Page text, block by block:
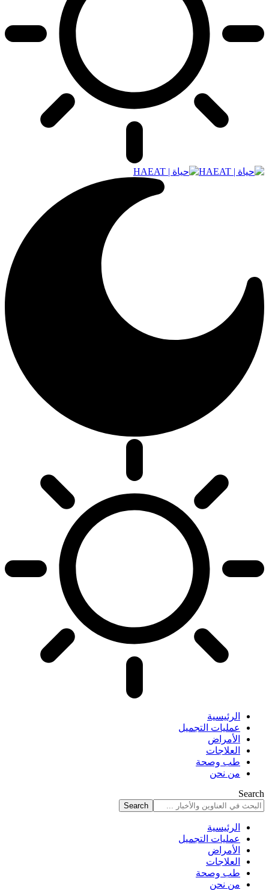
الرئيسية
عمليات التجميل
الأمراض
العلاجات
طب وصحة
من نحن
Search
الرئيسية
عمليات التجميل
الأمراض
العلاجات
طب وصحة
من نحن